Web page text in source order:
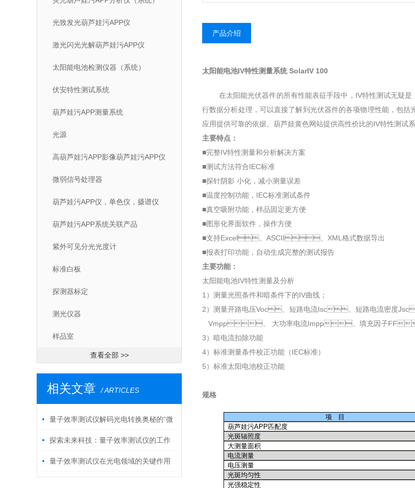
光致发光葫芦娃污APP仪
激光闪光光解葫芦娃污APP仪
太阳能电池检测仪器（系统）
伏安特性测试系统
葫芦娃污APP测量系统
光源
高葫芦娃污APP影像葫芦娃污APP仪
微弱信号处理器
葫芦娃污APP仪，单色仪，摄谱仪
葫芦娃污APP系统关联产品
紫外可见分光光度计
标准白板
探测器标定
测光仪器
样品室
查看全部 >>
相关文章 / ARTICLES
量子效率测试仪解码光电转换奥秘的“微
观探针”
探索未来科技：量子效率测试仪的工作
原理与应用
量子效率测试仪在光电领域的关键作用
产品介绍
太阳能电池IV特性测量系统 SolarIV 100
在太阳能光伏器件的所有性能表征手段中，IV特性测试无疑是 直
行数据分析处理，可以直接了解到光伏器件的各项物理性能，包括
应用提供可靠的依据。葫芦娃黄色网站提供高性价比的IV特性测试系统
主要特点：
■完整IV特性测量和分析解决方案
■测试方法符合IEC标准
■探针阴影 小化，减小测量误差
■温度控制功能，IEC标准测试条件
■真空吸附功能，样品固定更方便
■图形化界面软件，操作方便
■支持Excel、ASCII、XML格式数据导出
■报表打印功能，自动生成完整的测试报告
主要功能：
太阳能电池IV特性测量及分析
1）测量光照条件和暗条件下的IV曲线；
2）测量开路电压Voc、短路电流Isc、短路电流密度
Vmpp、 大功率电流Impp、填充因子
3）暗电流扣除功能
4）标准测量条件校正功能（IEC标准）
5）标准太阳电池校正功能
规格
项 目
葫芦娃污APP匹配度
光斑辐照度
大测量面积
电流测量
电压测量
光斑均匀性
光强稳定性